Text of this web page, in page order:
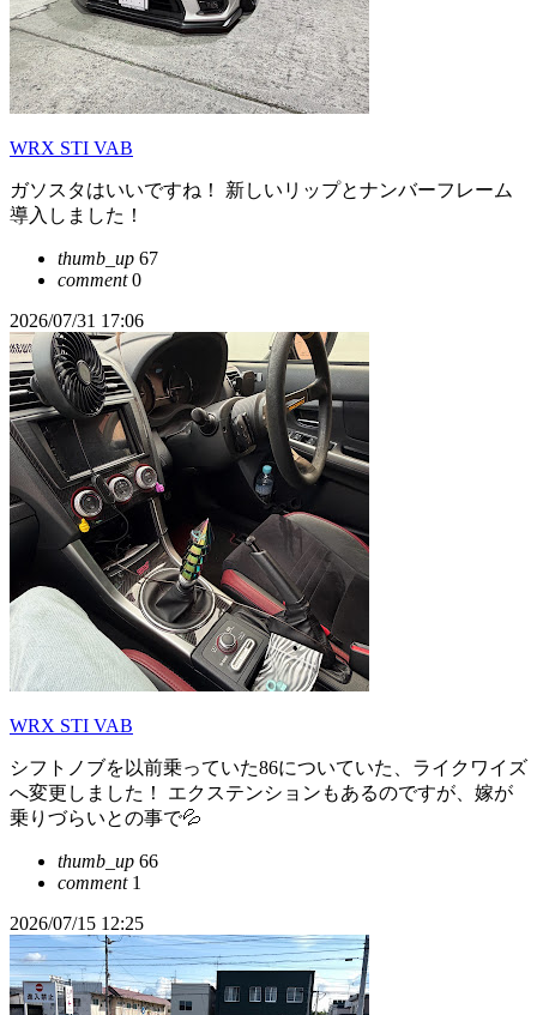
WRX STI VAB
ガソスタはいいですね！ 新しいリップとナンバーフレーム
導入しました！
thumb_up 67
comment0
2026/07/31 17:06
WRX STI VAB
シフトノブを以前乗っていた86についていた、ライクワイズ
へ変更しました！ エクステンションもあるのですが、嫁が
乗りづらいとの事で💦
thumb_up 66
comment1
2026/07/15 12:25